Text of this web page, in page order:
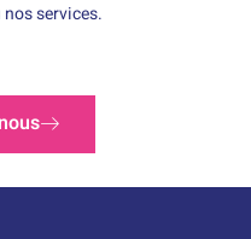
services.